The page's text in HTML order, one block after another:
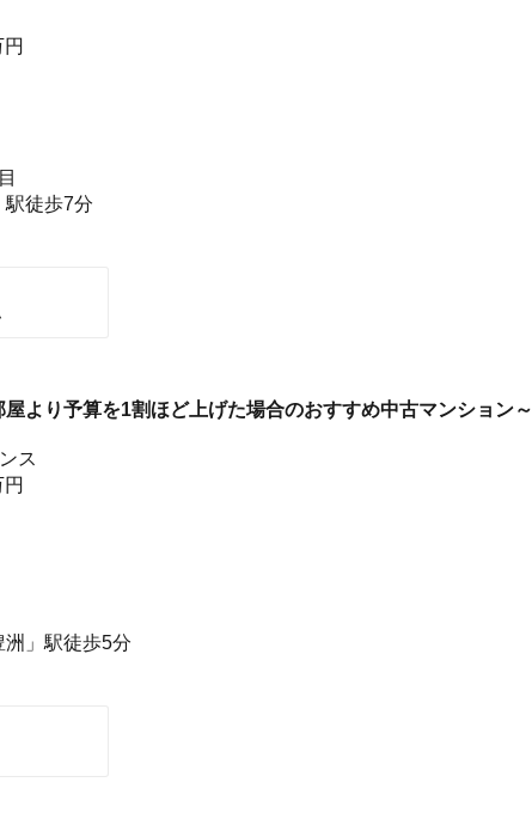
徒歩7分
より予算を1割ほど上げた場合のおすすめ中古マンション～
ス
」駅徒歩5分